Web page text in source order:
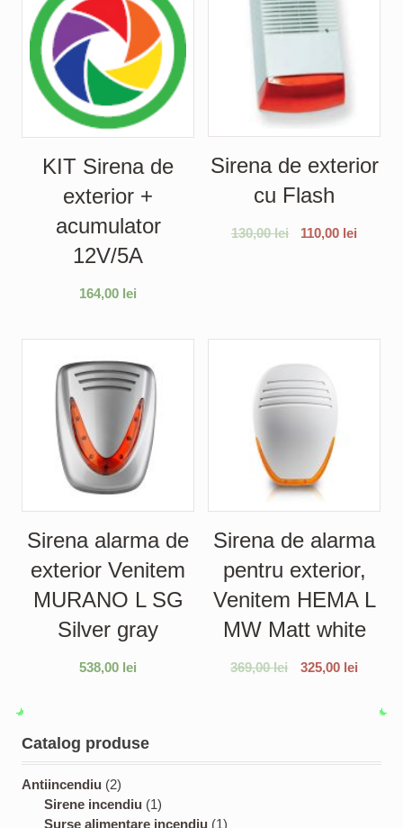
KIT Sirena de
exterior +
acumulator
12V/5A
164,00 lei
Sirena de exterior
cu Flash
130,00lei 110,00 lei
Sirena alarma de
exterior Venitem
MURANO L SG
Silver gray
538,00 lei
Sirena de alarma
pentru exterior,
Venitem HEMA L
MW Matt white
369,00lei 325,00 lei
Catalog produse
Antiincendiu 22
p
r
Sirene incendiu 11
p
Surse alimentare incendiu 11